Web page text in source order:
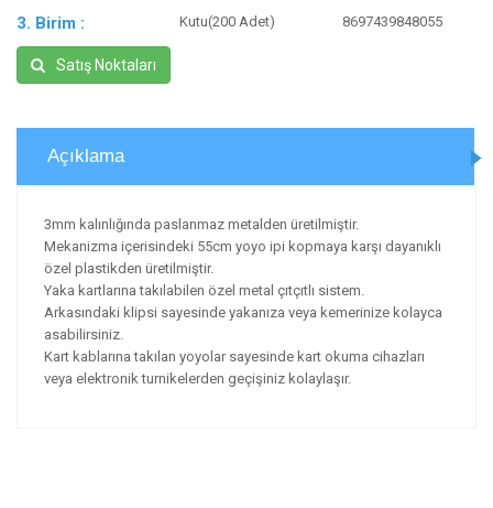
3. Birim : Kutu(200 Adet) 8697439848055
Satış Noktaları
Açıklama
3mm kalınlığında paslanmaz metalden üretilmiştir.
Mekanizma içerisindeki 55cm yoyo ipi kopmaya karşı dayanıklı
özel plastikden üretilmiştir.
Yaka kartlarına takılabilen özel metal çıtçıtlı sistem.
Arkasındaki klipsi sayesinde yakanıza veya kemerinize kolayca
asabilirsiniz.
Kart kablarına takılan yoyolar sayesinde kart okuma cihazları
veya elektronik turnikelerden geçişiniz kolaylaşır.